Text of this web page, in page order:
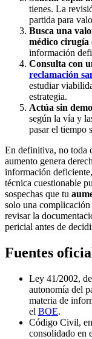
tienes. La
partida para
Busca una
médico cirugía
información
Consulta con
reclamación
estudiar
estrategia.
Actúa sin
según la vía y
pasar el tiempo
En definitiva, no toda
aumento genera
información
técnica cuestionable
sospechas que tu
solo una complicación
revisar la
pericial antes de
Fuentes
Ley 41/2002,
autonomía del
materia de
el BOE.
Código Civil,
consolidado en